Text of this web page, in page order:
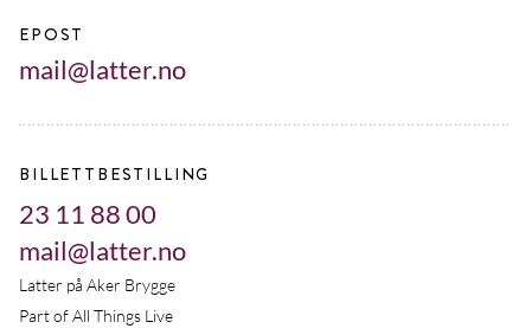
EPOST
mail@latter.no
BILLETTBESTILLING
23 11 88 00
mail@latter.no
Latter på Aker Brygge
Part of All Things Live